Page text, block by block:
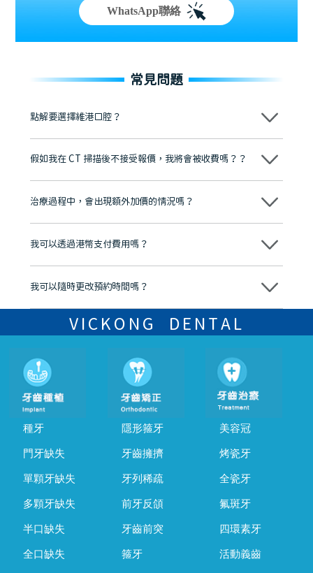
WhatsApp聯絡
常見問題
點解要選擇維港口腔？
維港口腔踐行「醫道濟世」的大學校訓，各分院匯聚來自香港、內地的
牌」、「2025香港企業領袖品牌」，是諾貝爾種植系統全球放心植牙中
至今已服務超過三十個國家和地區的顧客，受到粵港澳大灣區及周邊城
市市民極高的口碑評價及信任推薦 珠海、深圳設有八大分院，香港亦設
有咨詢及服務保障中心，有任何問題都可以隨時預約免費咨詢，讓人十
假如我在 CT 掃描後不接受報價，我將會被收費嗎？？
不會！只要未開始實際服務之前，你不會被收取任何費用。
治療過程中，會出現額外加價的情況嗎？
不會，治療前我們會詳細說明治療方案及對應的價錢，顧客同意並簽字
我可以透過港幣支付費用嗎？
可以。維港口腔會按照當日匯率轉算收取費用，而匯率會及時告知客人
我可以隨時更改預約時間嗎？
可以，請盡早通過wechat或whatsapp聯絡我們，告知我們你原本預約
的時間及資料，並且重新預約的日期及時段
VICKONG DENTAL
種牙
門牙缺失
單顆牙缺失
多顆牙缺失
半口缺失
全口缺失
隱形箍牙
牙齒擁擠
牙列稀疏
前牙反頜
牙齒前突
箍牙
美容冠
烤瓷牙
全瓷牙
氟斑牙
四環素牙
活動義齒